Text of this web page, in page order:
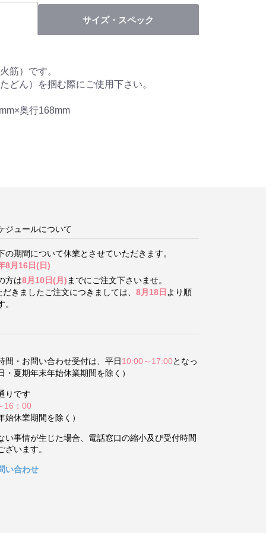
サイズ・スペック
筋）です。
どん）を掴む際にご使用下さい。
奥行168mm
ジュールについて
の期間について休業とさせていただきます。
8月16日(日)
方は8月10日(月) までにご注文下さいませ。
きましたご注文につきましては、 8月18日 より順
間・お問い合わせ受付は、平日10:00～17:00となっ
夏期年末年始休業期間を除く）
りです
16：00
始休業期間を除く）
事情が生じた場合、電話窓口の縮小及び受付時間
います。
い合わせ